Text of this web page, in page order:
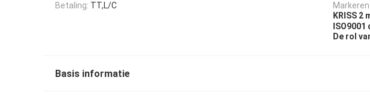
Betaling: TT,L/C
Markeren:
KRISS
De rol
Basis informatie